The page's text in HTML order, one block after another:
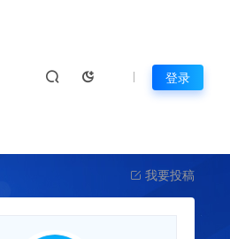
登录
我要投稿